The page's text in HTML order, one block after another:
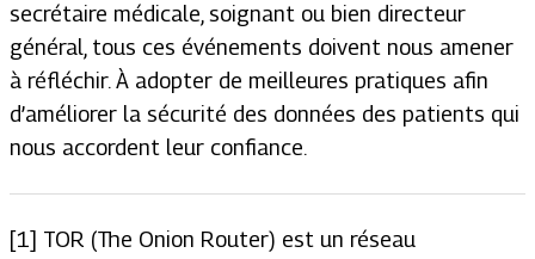
secrétaire médicale, soignant ou bien directeur
général, tous ces événements doivent nous amener
à réfléchir. À adopter de meilleures pratiques afin
d’améliorer la sécurité des données des patients qui
nous accordent leur confiance.
[1] TOR (The Onion Router) est un réseau